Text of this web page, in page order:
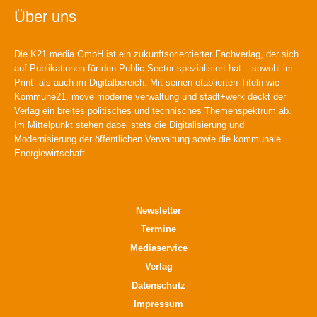
Über uns
Die K21 media GmbH ist ein zukunftsorientierter Fachverlag, der sich
auf Publikationen für den Public Sector spezialisiert hat – sowohl im
Print- als auch im Digitalbereich. Mit seinen etablierten Titeln wie
Kommune21, move moderne verwaltung und stadt+werk deckt der
Verlag ein breites politisches und technisches Themenspektrum ab.
Im Mittelpunkt stehen dabei stets die Digitalisierung und
Modernisierung der öffentlichen Verwaltung sowie die kommunale
Energiewirtschaft.
Newsletter
Termine
Mediaservice
Verlag
Datenschutz
Impressum